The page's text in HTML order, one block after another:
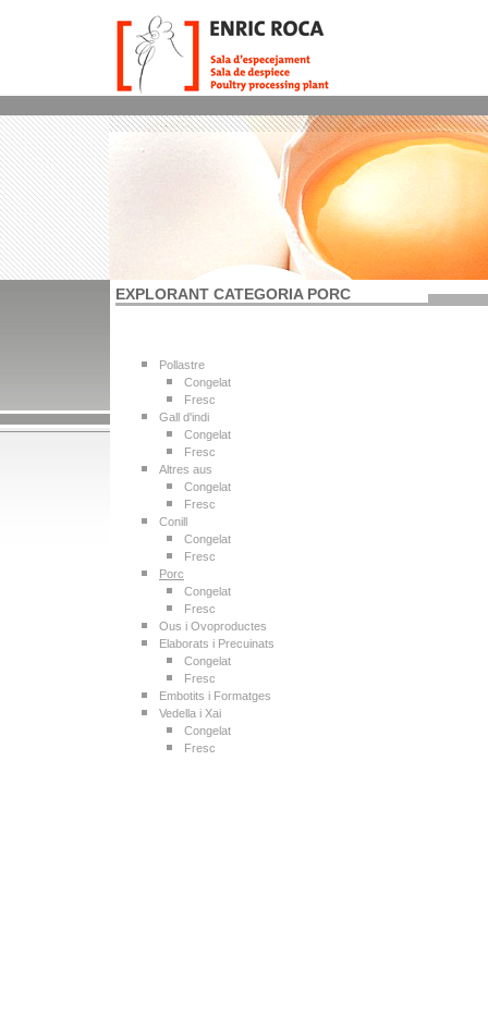
EXPLORANT CATEGORIA PORC
Pollastre
Congelat
Fresc
Gall d'indi
Congelat
Fresc
Altres aus
Congelat
Fresc
Conill
Congelat
Fresc
Porc
Congelat
Fresc
Ous i Ovoproductes
Elaborats i Precuinats
Congelat
Fresc
Embotits i Formatges
Vedella i Xai
Congelat
Fresc